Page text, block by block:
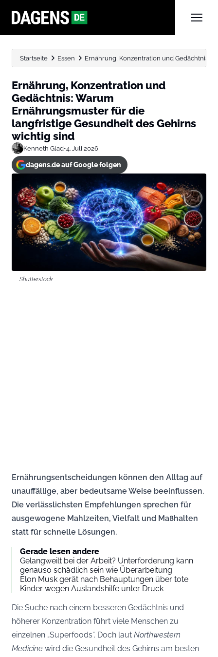
Startseite Essen Ernährung, Konzentration und Gedächtnis:
Ernährung, Konzentration und
Gedächtnis: Warum
Ernährungsmuster für die
langfristige Gesundheit des Gehirns
wichtig sind
Kenneth Glad•4. Juli 2026
dagens.de auf Google folgen
Shutterstock
Ernährungsentscheidungen können den Alltag auf
unauffällige, aber bedeutsame Weise beeinflussen.
Die verlässlichsten Empfehlungen sprechen für
ausgewogene Mahlzeiten, Vielfalt und Maßhalten
statt für schnelle Lösungen.
Gerade lesen andere
Gelangweilt bei der Arbeit? Unterforderung kann
genauso schädlich sein wie Überarbeitung
Elon Musk gerät nach Behauptungen über tote
Kinder wegen Auslandshilfe unter Druck
Die Suche nach einem besseren Gedächtnis und
höherer Konzentration führt viele Menschen zu
einzelnen „Superfoods“. Doch laut Northwestern
Medicine wird die Gesundheit des Gehirns am besten